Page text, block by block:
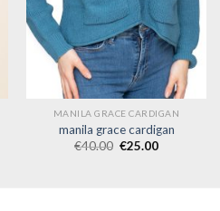
MANILA GRACE CARDIGAN
manila grace cardigan
€40.00 €25.00